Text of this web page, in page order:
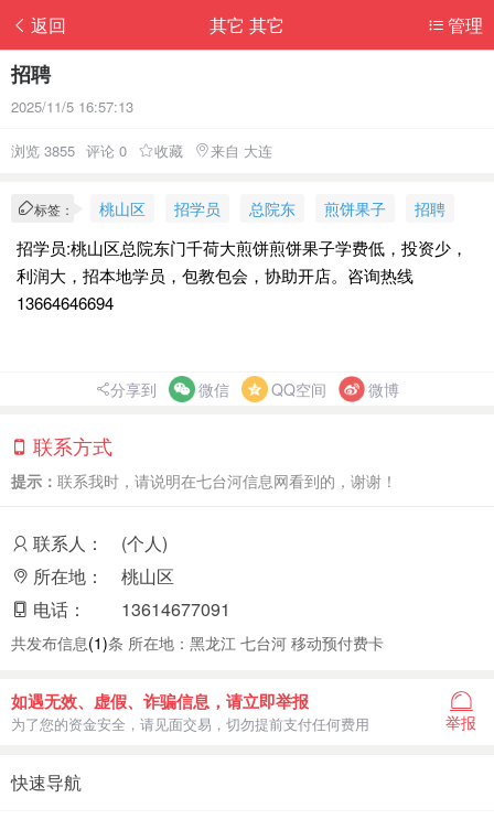
返回 管理
其它 其它
招聘
2025/11/5 16:57:13
浏览 3855 评论 0 收藏 来自 大连
标签： 桃山区 招学员 总院东 煎饼果子 招聘
招学员:桃山区总院东门千荷大煎饼煎饼果子学费低，投资少，
利润大，招本地学员，包教包会，协助开店。咨询热线
13664646694
分享到 微信 QQ空间 微博
联系方式
提示： 联系我时，请说明在七台河信息网看到的，谢谢！
联系人：
(个人)
所在地：
桃山区
电话：
13614677091
共发布信息(1)条 所在地：黑龙江 七台河 移动预付费卡
如遇无效、虚假、诈骗信息，请立即举报
为了您的资金安全，请见面交易，切勿提前支付任何费用 举报
快速导航